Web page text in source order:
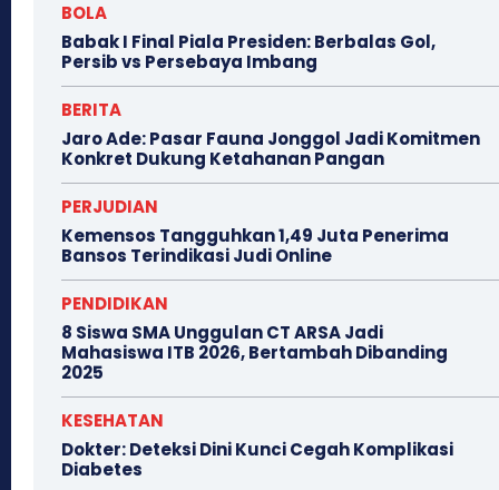
BOLA
Babak I Final Piala Presiden: Berbalas Gol,
Persib vs Persebaya Imbang
BERITA
Jaro Ade: Pasar Fauna Jonggol Jadi Komitmen
Konkret Dukung Ketahanan Pangan
PERJUDIAN
Kemensos Tangguhkan 1,49 Juta Penerima
Bansos Terindikasi Judi Online
PENDIDIKAN
8 Siswa SMA Unggulan CT ARSA Jadi
Mahasiswa ITB 2026, Bertambah Dibanding
2025
KESEHATAN
Dokter: Deteksi Dini Kunci Cegah Komplikasi
Diabetes